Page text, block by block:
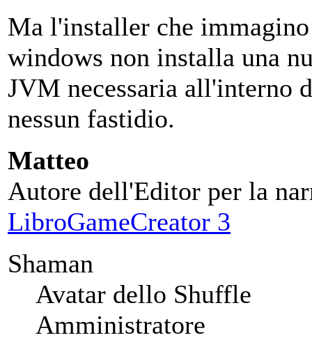
Ma l'installer che
windows non installa una
JVM necessaria all'interno
nessun fastidio.
Matteo
Autore dell'Editor per la
LibroGameCreator 3
Shaman
Avatar dello Shuffle
Amministratore